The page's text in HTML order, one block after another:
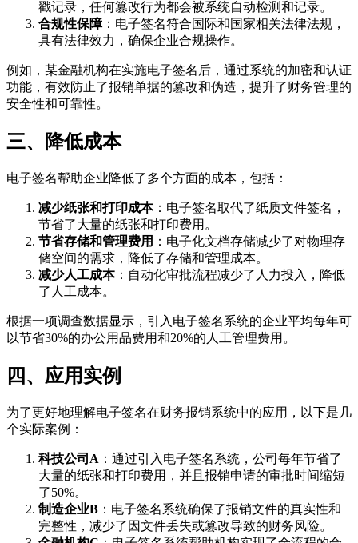
戳记录，任何篡改行为都会被系统自动检测和记录。
合规性保障：电子签名符合国际和国家相关法律法规，
具有法律效力，确保企业合规操作。
例如，某金融机构在实施电子签名后，通过系统的加密和认证
功能，有效防止了报销单据的篡改和伪造，提升了财务管理的
安全性和可靠性。
三、降低成本
电子签名帮助企业降低了多个方面的成本，包括：
减少纸张和打印成本：电子签名取代了纸质文件签名，
节省了大量的纸张和打印费用。
节省存储和管理费用 ：电子化文档存储减少了对物理存
储空间的需求，降低了存储和管理成本。
减少人工成本：自动化审批流程减少了人力投入，降低
了人工成本。
根据一项调查数据显示，引入电子签名系统的企业平均每年可
以节省30%的办公用品费用和20%的人工管理费用。
四、应用实例
为了更好地理解电子签名在财务报销系统中的应用，以下是几
个实际案例：
科技公司A ：通过引入电子签名系统，公司每年节省了
大量的纸张和打印费用，并且报销申请的审批时间缩短
了50%。
制造企业B ：电子签名系统确保了报销文件的真实性和
完整性，减少了因文件丢失或篡改导致的财务风险。